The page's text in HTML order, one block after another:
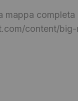
mappa
content/big-